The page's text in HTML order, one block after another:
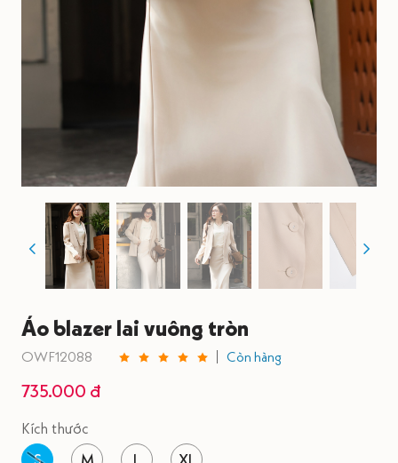
Áo blazer lai vuông tròn
OWF12088 Còn hàng
735.000 đ
Kích thước